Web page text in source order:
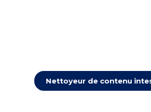
Nettoyeur de contenu